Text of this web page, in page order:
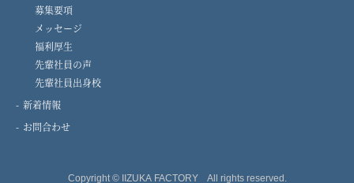
募集要項
メッセージ
福利厚生
先輩社員の声
先輩社員出身校
新着情報
お問合わせ
Copyright © IIZUKA FACTORY All rights reserved.